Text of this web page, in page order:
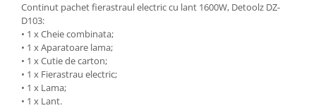
Fir/Ata de legat
Foarfeci
Furtun / banda / tub
Motofierastrau / Drujba
Pila motofierastrau / drujba
Continut pachet fierastraul electric cu lant 1600W, Detoolz DZ-
D103:
• 1 x Cheie combinata;
• 1 x Aparatoare lama;
• 1 x Cutie de carton;
• 1 x Fierastrau electric;
• 1 x Lama;
• 1 x Lant.